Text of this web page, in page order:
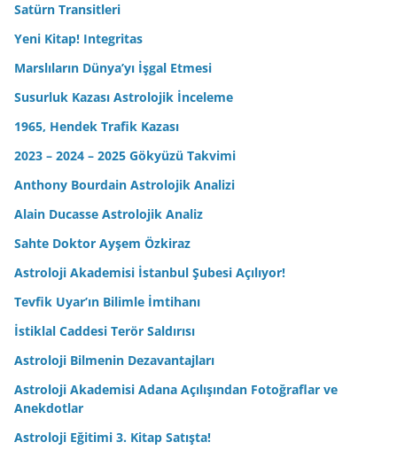
Satürn Transitleri
Yeni Kitap! Integritas
Marslıların Dünya’yı İşgal Etmesi
Susurluk Kazası Astrolojik İnceleme
1965, Hendek Trafik Kazası
2023 – 2024 – 2025 Gökyüzü Takvimi
Anthony Bourdain Astrolojik Analizi
Alain Ducasse Astrolojik Analiz
Sahte Doktor Ayşem Özkiraz
Astroloji Akademisi İstanbul Şubesi Açılıyor!
Tevfik Uyar’ın Bilimle İmtihanı
İstiklal Caddesi Terör Saldırısı
Astroloji Bilmenin Dezavantajları
Astroloji Akademisi Adana Açılışından Fotoğraflar ve
Anekdotlar
Astroloji Eğitimi 3. Kitap Satışta!